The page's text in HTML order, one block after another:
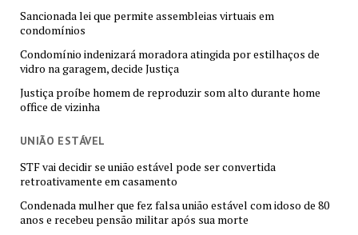
Sancionada lei que permite assembleias virtuais em
condomínios
Condomínio indenizará moradora atingida por estilhaços de
vidro na garagem, decide Justiça
Justiça proíbe homem de reproduzir som alto durante home
office de vizinha
UNIÃO ESTÁVEL
STF vai decidir se união estável pode ser convertida
retroativamente em casamento
Condenada mulher que fez falsa união estável com idoso de 80
anos e recebeu pensão militar após sua morte